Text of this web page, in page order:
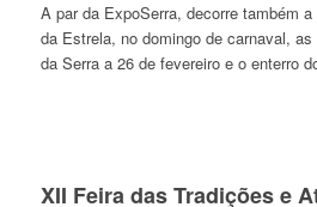
A par da ExpoSerra, decorre também
da Estrela, no domingo de carnaval,
da Serra a 26 de fevereiro e o enterro
XII Feira das Tradições e